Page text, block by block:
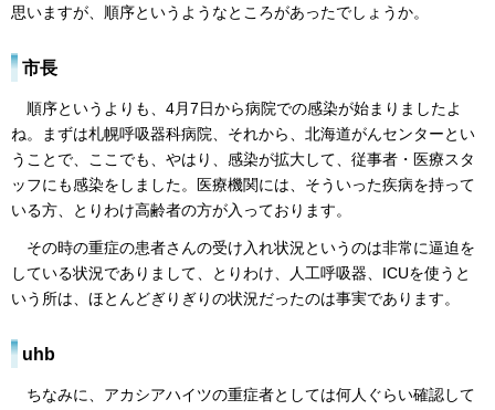
思いますが、順序というようなところがあったでしょうか。
市長
順序というよりも、4月7日から病院での感染が始まりましたよ
ね。まずは札幌呼吸器科病院、それから、北海道がんセンターとい
うことで、ここでも、やはり、感染が拡大して、従事者・医療スタ
ッフにも感染をしました。医療機関には、そういった疾病を持って
いる方、とりわけ高齢者の方が入っております。
その時の重症の患者さんの受け入れ状況というのは非常に逼迫を
している状況でありまして、とりわけ、人工呼吸器、ICUを使うと
いう所は、ほとんどぎりぎりの状況だったのは事実であります。
uhb
ちなみに、アカシアハイツの重症者としては何人ぐらい確認して